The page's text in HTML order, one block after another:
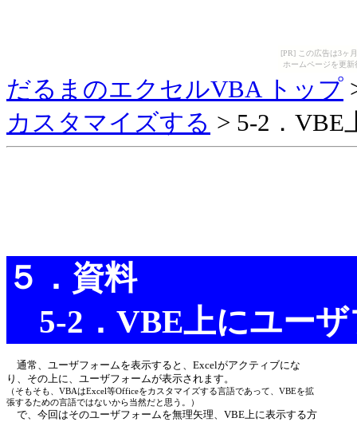
[PR] この広告は3ヶ
ホームページを更
だるまのエクセルVBA トップ
カスタマイズする > 5-2．
５．資料
5-2．VBE上にユー
通常、ユーザフォームを表示すると、Excelがアクティブにな
り、その上に、ユーザフォームが表示されます。
（そもそも、VBAはExcel等Officeをカスタマイズする言語であって、VBEを拡
張するための言語ではないから当然だと思う。）
で、今回はそのユーザフォームを無理矢理、VBE上に表示する方